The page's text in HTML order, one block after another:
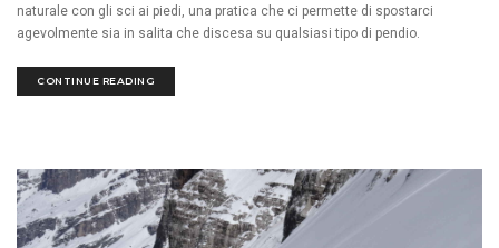
naturale con gli sci ai piedi, una pratica che ci permette di spostarci
agevolmente sia in salita che discesa su qualsiasi tipo di pendio.
CONTINUE READING